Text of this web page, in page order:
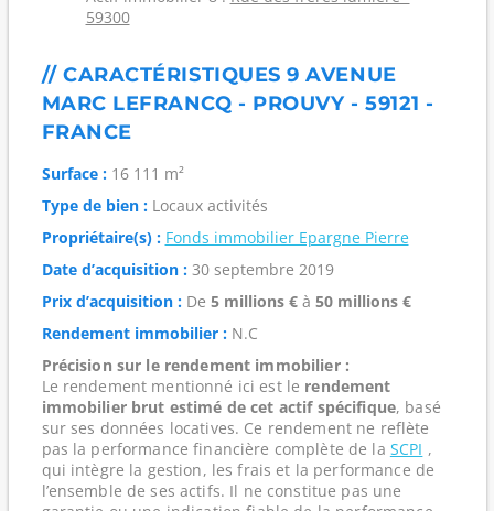
59300
// CARACTÉRISTIQUES 9 AVENUE
MARC LEFRANCQ - PROUVY - 59121 -
FRANCE
Surface :16 111 m²
Type de bien :Locaux activités
Propriétaire(s) : Fonds immobilier Epargne Pierre
Date d’acquisition :30 septembre 2019
Prix d’acquisition :De 5 millions €à 50 millions €
Rendement immobilier :N.C
Précision sur le rendement immobilier :
Le rendement mentionné ici est le rendement
immobilier brut estimé de cet actif spécifique, basé
sur ses données locatives. Ce rendement ne reflète
pas la performance financière complète de la SCPI ,
qui intègre la gestion, les frais et la performance de
l’ensemble de ses actifs. Il ne constitue pas une